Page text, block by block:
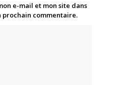
e-mail et mon site dans
commentaire.